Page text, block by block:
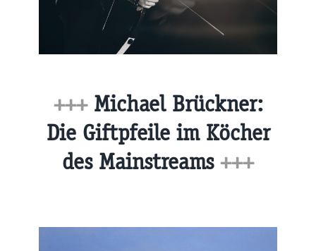
+++ Michael Brückner:
Die Giftpfeile im Köcher
des Mainstreams +++